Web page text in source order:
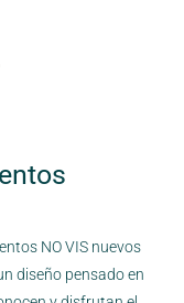
NO VIS nuevos
diseño pensado en